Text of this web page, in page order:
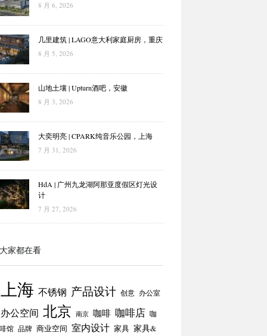
8 月 6, 2026
几里建筑 | LAGO意大利家庭厨房，重庆
8 月 5, 2026
山地土壤 | Upturn酒吧，安徽
8 月 3, 2026
大奕明亮 | CPARK纯音乐公园，上海
7 月 31, 2026
HdA | 广州九龙湖阿那亚度假区灯光设
计
7 月 27, 2026
家都在看
上海 不锈钢 产品设计 创意 办公室
办公空间 北京 南京 咖啡 咖啡店 咖
馆 品牌 商业空间 室内设计 家具 家具&